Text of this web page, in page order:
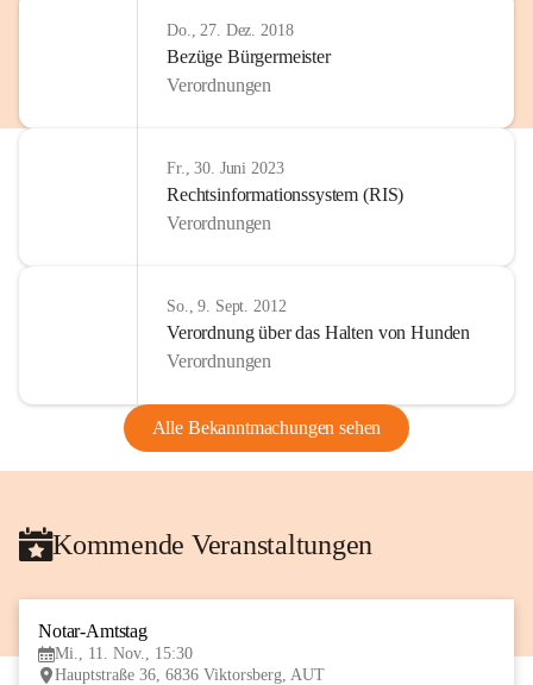
Do., 27. Dez. 2018
Bezüge Bürgermeister
Verordnungen
Fr., 30. Juni 2023
Rechtsinformationssystem (RIS)
Verordnungen
So., 9. Sept. 2012
Verordnung über das Halten von Hunden
Verordnungen
Alle Bekanntmachungen sehen
Kommende Veranstaltungen
Notar-Amtstag
Mi., 11. Nov., 15:30
Hauptstraße 36, 6836 Viktorsberg, AUT